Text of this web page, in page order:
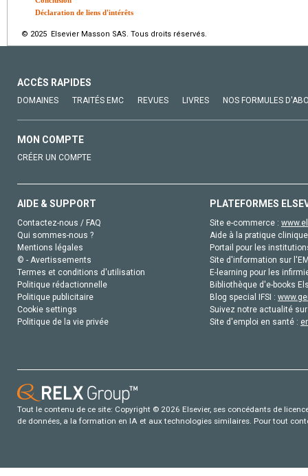
Déclaration de liens d'intérêts
© 2025 Elsevier Masson SAS. Tous droits réservés.
ACCÈS RAPIDES
DOMAINES TRAITÉS EMC REVUES LIVRES NOS FORMULES
MON COMPTE
CRÉER UN COMPTE
AIDE & SUPPORT
Contactez-nous / FAQ
Qui sommes-nous ?
Mentions légales
© - Avertissements
Termes et conditions d'utilisation
Politique rédactionnelle
Politique publicitaire
Cookie settings
Politique de la vie privée
PLATEFORMES
Site e-commerce :
Aide à la pratique
Portail pour les
Site d'information sur
E-learning pour les
Bibliothèque d'e-books
Blog special IFSI :
Suivez notre actualité
Site d'emploi en santé :
Tout le contenu de ce site: Copyright © 2026 Elsevier, ses concédants de
de données, a la formation en IA et aux technologies similaires. Pour tout